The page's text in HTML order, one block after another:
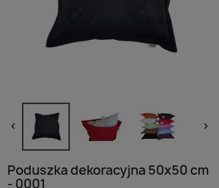
 
Poduszka dekoracyjna 50x50 cm
- 0001